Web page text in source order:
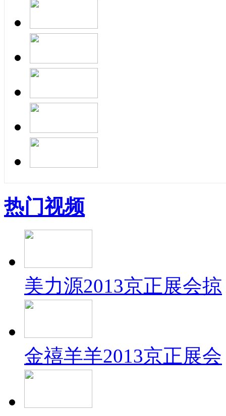
热门视频
美力源2013京正展会掠
金禧羊羊2013京正展会